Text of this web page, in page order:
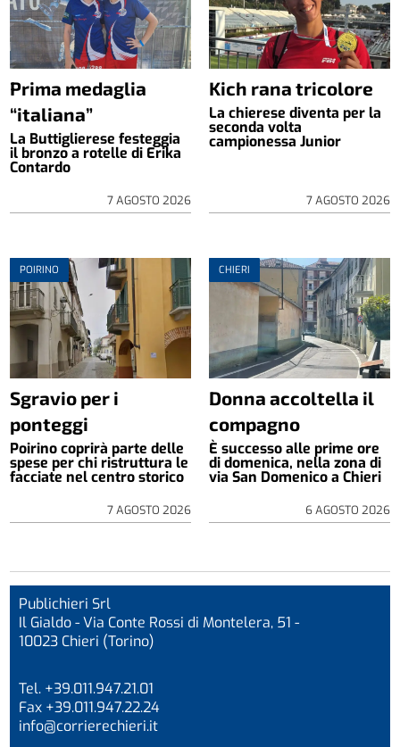
Prima medaglia
“italiana”
La Buttiglierese festeggia
il bronzo a rotelle di Erika
Contardo
7 AGOSTO 2026
Kich rana tricolore
La chierese diventa per la
seconda volta
campionessa Junior
7 AGOSTO 2026
POIRINO
Sgravio per i
ponteggi
Poirino coprirà parte delle
spese per chi ristruttura le
facciate nel centro storico
7 AGOSTO 2026
CHIERI
Donna accoltella il
compagno
È successo alle prime ore
di domenica, nella zona di
via San Domenico a Chieri
6 AGOSTO 2026
Publichieri Srl
Il Gialdo - Via Conte Rossi di Montelera, 51 -
10023 Chieri (Torino)
Tel. +39.011.947.21.01
Fax +39.011.947.22.24
info@corrierechieri.it